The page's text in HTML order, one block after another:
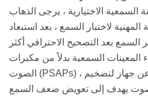
السمعية الاختيارية ، يرجى الذهاب
لاختبار السمع ، بعد استبعاد
السمع بعد التصحيح الاحترافي أكثر
السمعية بدلاً من مكبرات
الصوت (PSAPs) ، والمعينات السمعية عبارة عن جهاز لتضخيم